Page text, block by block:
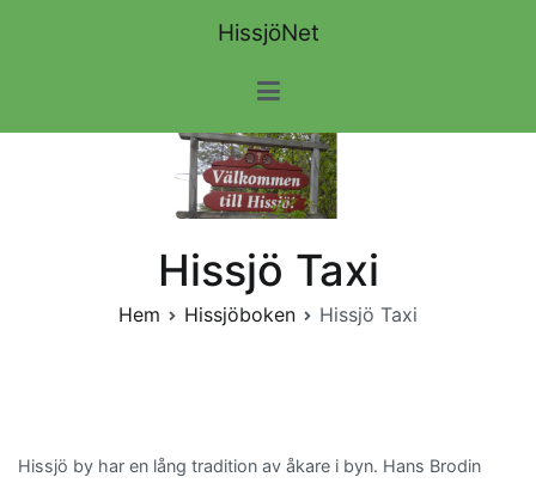
HissjöNet
Hissjö Taxi
Hem Hissjöboken Hissjö Taxi
Hissjö by har en lång tradition av åkare i byn. Hans Brodin